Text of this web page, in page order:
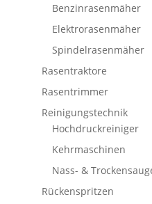
Benzinrasenmäher
Elektrorasenmäher
Spindelrasenmäher
Rasentraktore
Rasentrimmer
Reinigungstechnik
Hochdruckreiniger
Kehrmaschinen
Nass- &
Rückenspritzen